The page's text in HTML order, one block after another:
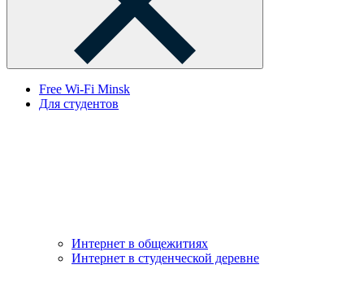
Free Wi-Fi Minsk
Для студентов
Интернет в общежитиях
Интернет в студенческой деревне